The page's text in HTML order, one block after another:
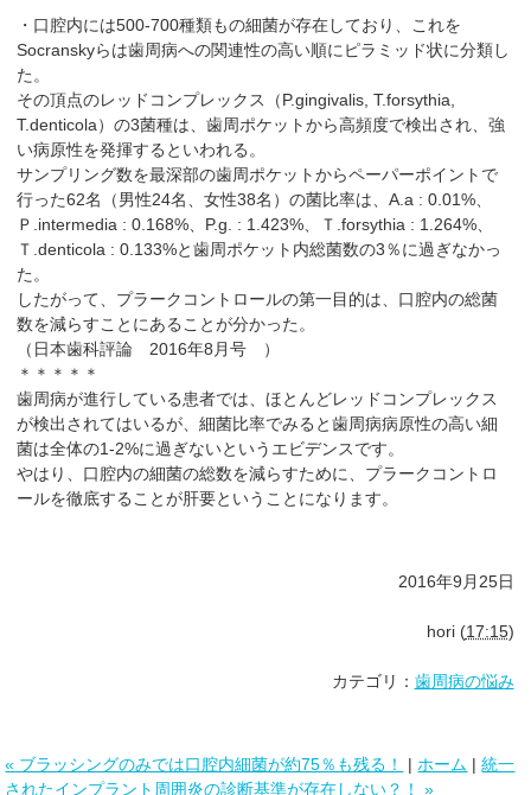
・口腔内には500-700種類もの細菌が存在しており、これを
Socranskyらは歯周病への関連性の高い順にピラミッド状に分類し
た。
その頂点のレッドコンプレックス（P.gingivalis, T.forsythia,
T.denticola）の3菌種は、歯周ポケットから高頻度で検出され、強
い病原性を発揮するといわれる。
サンプリング数を最深部の歯周ポケットからペーパーポイントで
行った62名（男性24名、女性38名）の菌比率は、A.a : 0.01%、
Ｐ.intermedia : 0.168%、P.g. : 1.423%、Ｔ.forsythia : 1.264%、
Ｔ.denticola : 0.133%と歯周ポケット内総菌数の3％に過ぎなかっ
た。
したがって、プラークコントロールの第一目的は、口腔内の総菌
数を減らすことにあることが分かった。
（日本歯科評論 2016年8月号 ）
＊＊＊＊＊
歯周病が進行している患者では、ほとんどレッドコンプレックス
が検出されてはいるが、細菌比率でみると歯周病病原性の高い細
菌は全体の1-2%に過ぎないというエビデンスです。
やはり、口腔内の細菌の総数を減らすために、プラークコントロ
ールを徹底することが肝要ということになります。
2016年9月25日
hori(17:15)
カテゴリ： 歯周病の悩み
« ブラッシングのみでは口腔内細菌が約75％も残る！ | ホーム |統一
されたインプラント周囲炎の診断基準が存在しない？！ »